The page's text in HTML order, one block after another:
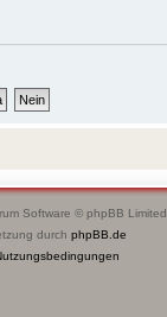
Software © phpBB Limited
durch phpBB.de